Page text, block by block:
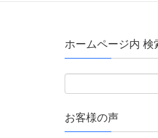
ホームページ内 検
お客様の声